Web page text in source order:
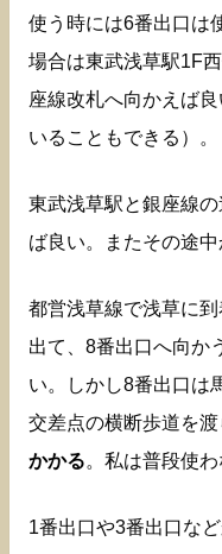
使う時には6番出口は
場合は東武浅草駅1F
座線改札へ向かえば
いることもできる）。
東武浅草駅と銀座線
ば良い。またその途中
都営浅草線で浅草に
出て、8番出口へ向か
い。しかし8番出口は
交差点の横断歩道を渡
かかる。私は普段使わ
1番出口や3番出口な